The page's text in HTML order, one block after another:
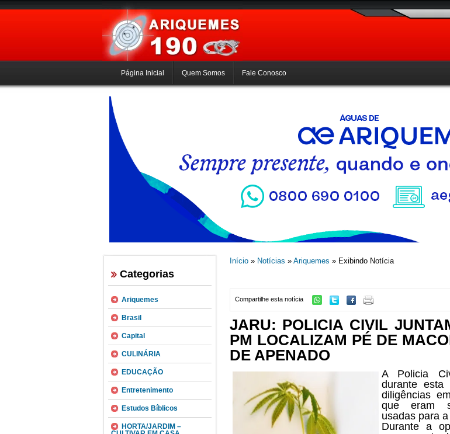
Página Inicial Quem Somos Fale Conosco
Categorias
Ariquemes
Brasil
Capital
CULINÁRIA
EDUCAÇÃO
Entretenimento
Estudos Bíblicos
HORTA/JARDIM –
Início» Notícias » Ariquemes » Exibindo Notícia
Compartilhe esta notícia
JARU: POLICIA CIVIL
PM LOCALIZAM PÉ DE
DE APENADO
A Policia
durante esta
diligências
que eram
usadas para
Durante a